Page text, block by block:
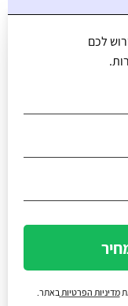
לכם
מדיניות הפרטיותבאתר.